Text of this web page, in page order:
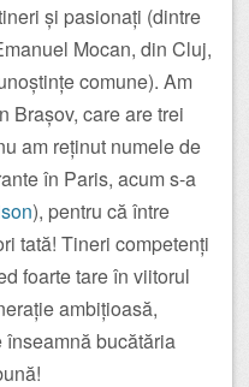
și pasionați (dintre
Mocan, din Cluj,
comune). Am
Brașov, care are trei
am reținut numele de
în Paris, acum s-a
), pentru că între
tată! Tineri competenți
foarte tare în viitorul
ambițioasă,
bucătăria